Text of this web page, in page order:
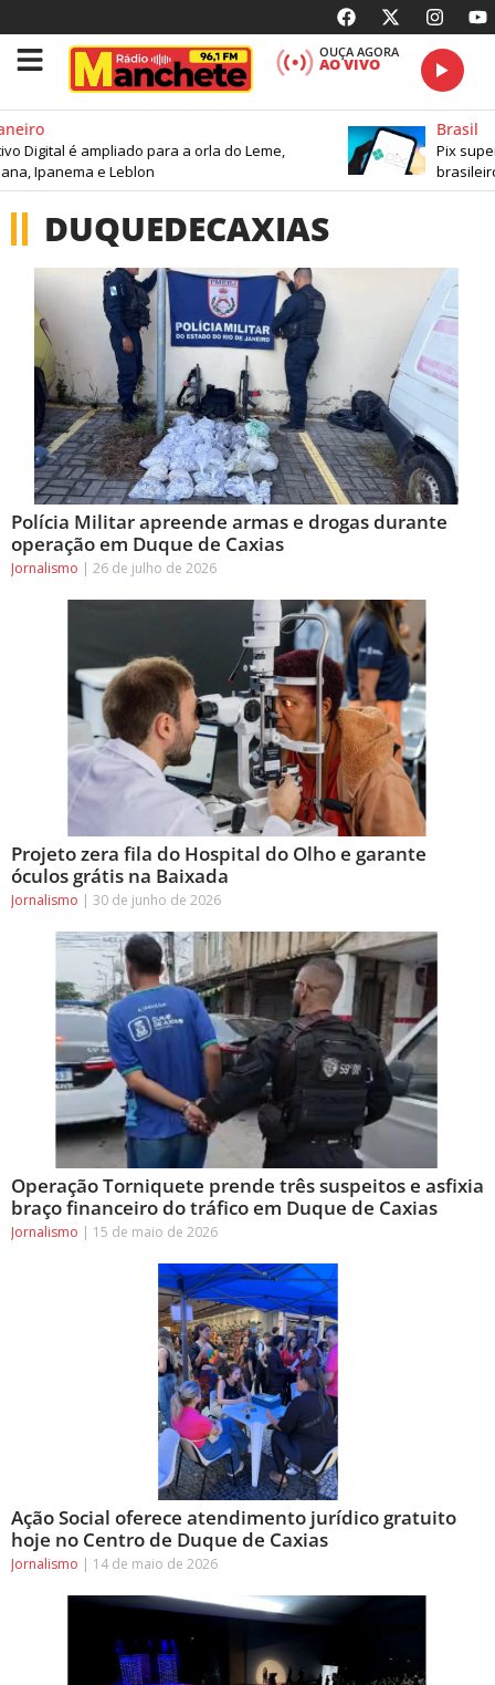
OUÇA AGORA
AO VIVO
Digital é ampliado para a orla do Leme,
Ipanema e Leblon
Brasil
Pix supera
DUQUEDECAXIAS
Polícia Militar apreende armas e drogas durante
operação em Duque de Caxias
Jornalismo 26 de julho de 2026
Projeto zera fila do Hospital do Olho e garante
óculos grátis na Baixada
Jornalismo 30 de junho de 2026
Operação Torniquete prende três suspeitos e asfixia
braço financeiro do tráfico em Duque de Caxias
Jornalismo 15 de maio de 2026
Ação Social oferece atendimento jurídico gratuito
hoje no Centro de Duque de Caxias
Jornalismo 14 de maio de 2026